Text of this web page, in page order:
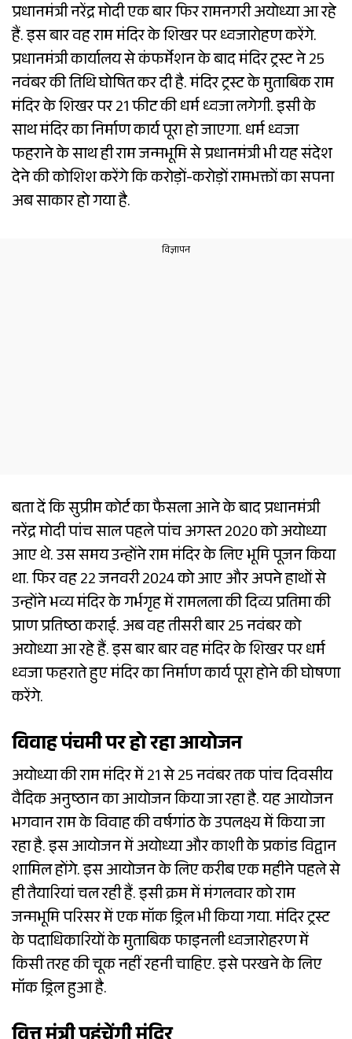
प्रधानमंत्री नरेंद्र मोदी एक बार फिर रामनगरी अयोध्या आ रहे
हैं. इस बार वह राम मंदिर के शिखर पर ध्वजारोहण करेंगे.
प्रधानमंत्री कार्यालय से कंफर्मेशन के बाद मंदिर ट्रस्ट ने 25
नवंबर की तिथि घोषित कर दी है. मंदिर ट्रस्ट के मुताबिक राम
मंदिर के शिखर पर 21 फीट की धर्म ध्वजा लगेगी. इसी के
साथ मंदिर का निर्माण कार्य पूरा हो जाएगा. धर्म ध्वजा
फहराने के साथ ही राम जन्मभूमि से प्रधानमंत्री भी यह संदेश
देने की कोशिश करेंगे कि करोड़ों-करोड़ों रामभक्तों का सपना
अब साकार हो गया है.
बता दें कि सुप्रीम कोर्ट का फैसला आने के बाद प्रधानमंत्री
नरेंद्र मोदी पांच साल पहले पांच अगस्त 2020 को अयोध्या
आए थे. उस समय उन्होंने राम मंदिर के लिए भूमि पूजन किया
था. फिर वह 22 जनवरी 2024 को आए और अपने हाथों से
उन्होंने भव्य मंदिर के गर्भगृह में रामलला की दिव्य प्रतिमा की
प्राण प्रतिष्ठा कराई. अब वह तीसरी बार 25 नवंबर को
अयोध्या आ रहे हैं. इस बार बार वह मंदिर के शिखर पर धर्म
ध्वजा फहराते हुए मंदिर का निर्माण कार्य पूरा होने की घोषणा
करेंगे.
विवाह पंचमी पर हो रहा आयोजन
अयोध्या की राम मंदिर में 21 से 25 नवंबर तक पांच दिवसीय
वैदिक अनुष्ठान का आयोजन किया जा रहा है. यह आयोजन
भगवान राम के विवाह की वर्षगांठ के उपलक्ष्य में किया जा
रहा है. इस आयोजन में अयोध्या और काशी के प्रकांड विद्वान
शामिल होंगे. इस आयोजन के लिए करीब एक महीने पहले से
ही तैयारियां चल रही हैं. इसी क्रम में मंगलवार को राम
जन्मभूमि परिसर में एक मॉक ड्रिल भी किया गया. मंदिर ट्रस्ट
के पदाधिकारियों के मुताबिक फाइनली ध्वजारोहरण में
किसी तरह की चूक नहीं रहनी चाहिए. इसे परखने के लिए
मॉक ड्रिल हुआ है.